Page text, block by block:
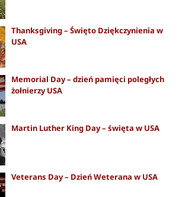
Thanksgiving – Święto Dziękczynienia w
USA
Memorial Day – dzień pamięci poległych
żołnierzy USA
Martin Luther King Day – święta w USA
Veterans Day – Dzień Weterana w USA